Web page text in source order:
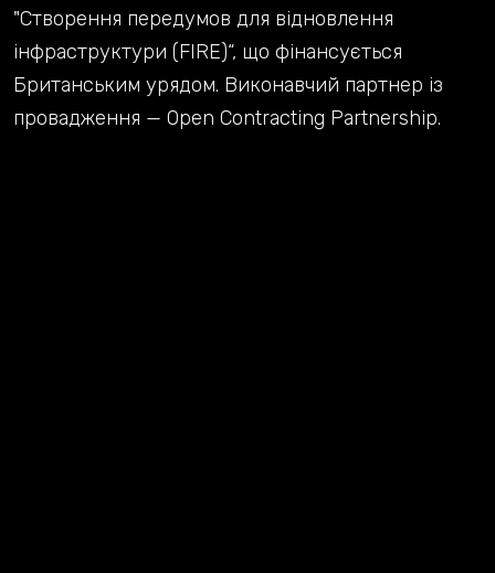
"Створення передумов для відновлення
інфраструктури (FIRE)“, що фінансується
Британським урядом. Виконавчий партнер із
провадження — Open Contracting Partnership.